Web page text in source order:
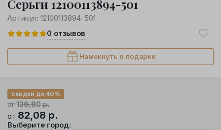
Серьги 12100113894-501
Артикул: 12100113894-501
0 отзывов
Намекнуть о подарке
от136,80р.
скидки до 40%
от 82,08 р.
Выберите город: